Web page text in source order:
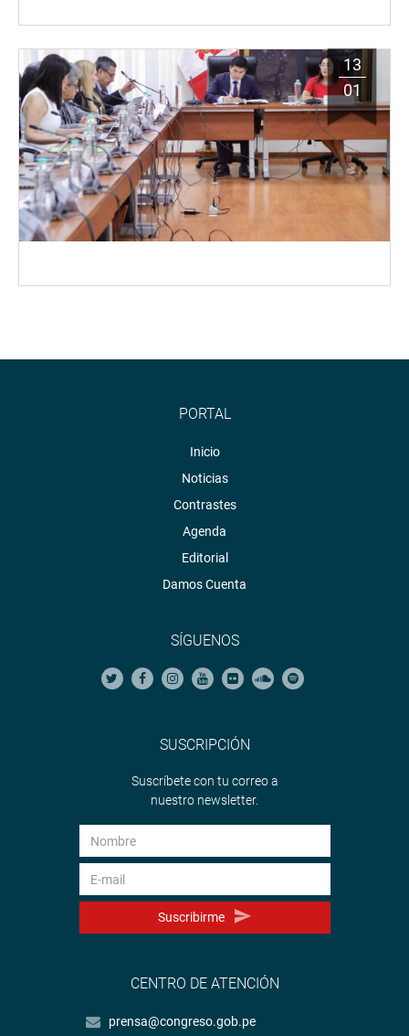
13
01
PORTAL
Inicio
Noticias
Contrastes
Agenda
Editorial
Damos Cuenta
SÍGUENOS
SUSCRIPCIÓN
Suscríbete con tu correo a
nuestro newsletter.
Suscribirme
CENTRO DE ATENCIÓN
prensa@congreso.gob.pe